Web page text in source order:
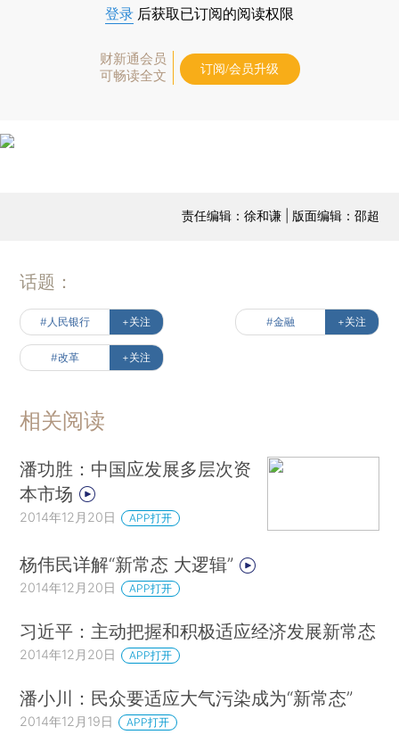
登录 后获取已订阅的阅读权限
财新通会员
可畅读全文
订阅/会员升级
责任编辑：徐和谦 | 版面编辑：邵超
话题：
#人民银行 +关注 #金融 +关注
#改革 +关注
相关阅读
潘功胜：中国应发展多层次资
本市场
2014年12月20日 APP打开
杨伟民详解“新常态 大逻辑”
2014年12月20日 APP打开
习近平：主动把握和积极适应经济发展新常态
2014年12月20日 APP打开
潘小川：民众要适应大气污染成为“新常态”
2014年12月19日 APP打开